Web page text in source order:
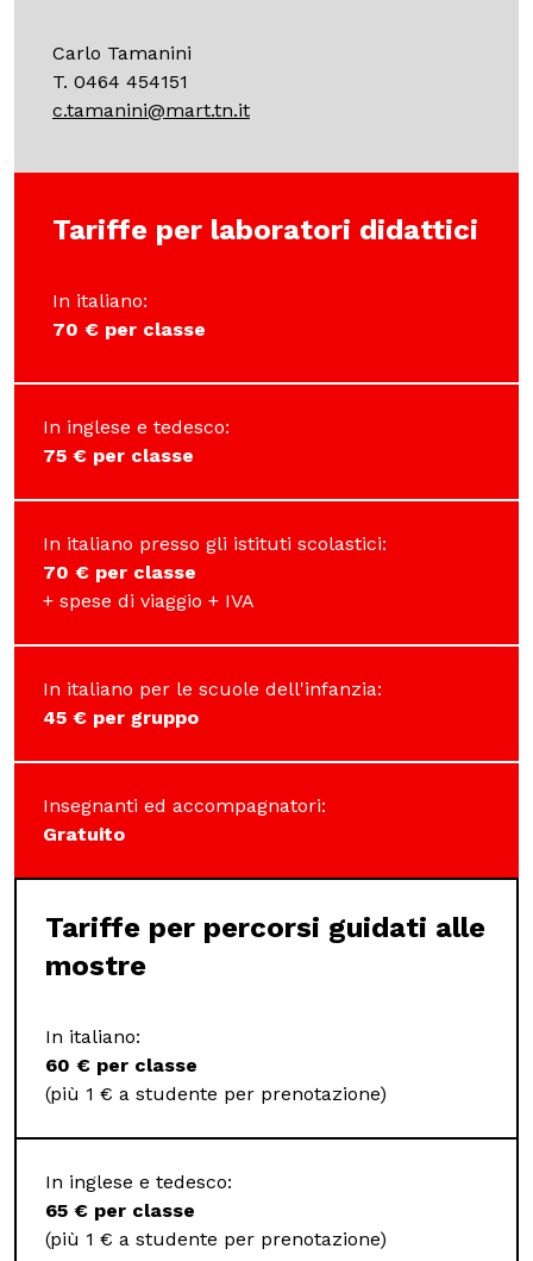
Carlo Tamanini
T. 0464 454151
c.tamanini@mart.tn.it
Tariffe per laboratori didattici
In italiano:
70 € per classe
In inglese e tedesco:
75 € per classe
In italiano presso gli istituti scolastici:
70 € per classe
+ spese di viaggio + IVA
In italiano per le scuole dell'infanzia:
45 € per gruppo
Insegnanti ed accompagnatori:
Gratuito
Tariffe per percorsi guidati alle
mostre
In italiano:
60 € per classe
(più 1 € a studente per prenotazione)
In inglese e tedesco:
65 € per classe
(più 1 € a studente per prenotazione)